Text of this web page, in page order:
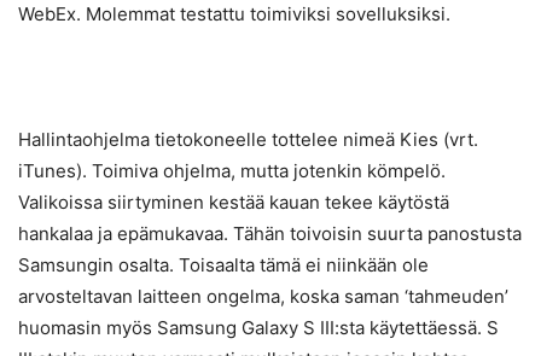
WebEx. Molemmat testattu toimiviksi sovelluksiksi.
Hallintaohjelma tietokoneelle tottelee nimeä Kies (vrt.
iTunes). Toimiva ohjelma, mutta jotenkin kömpelö.
Valikoissa siirtyminen kestää kauan tekee käytöstä
hankalaa ja epämukavaa. Tähän toivoisin suurta panostusta
Samsungin osalta. Toisaalta tämä ei niinkään ole
arvosteltavan laitteen ongelma, koska saman ‘tahmeuden’
huomasin myös Samsung Galaxy S III:sta käytettäessä. S